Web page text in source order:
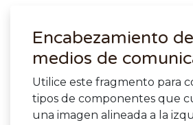
Encabezamiento
medios de
Utilice este fragmento para
tipos de componentes que
una imagen alineada a la